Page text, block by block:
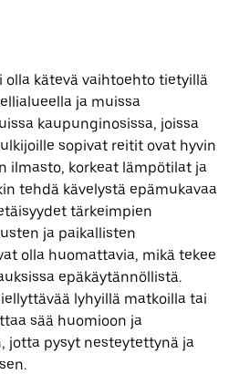
olla kätevä vaihtoehto tietyillä
ja muissa
kaupunginosissa, joissa
sopivat reitit ovat hyvin
ilmasto, korkeat lämpötilat ja
tehdä kävelystä epämukavaa
tärkeimpien
ja paikallisten
olla huomattavia, mikä tekee
epäkäytännöllistä.
lyhyillä matkoilla tai
sää huomioon ja
jotta pysyt nesteytettynä ja